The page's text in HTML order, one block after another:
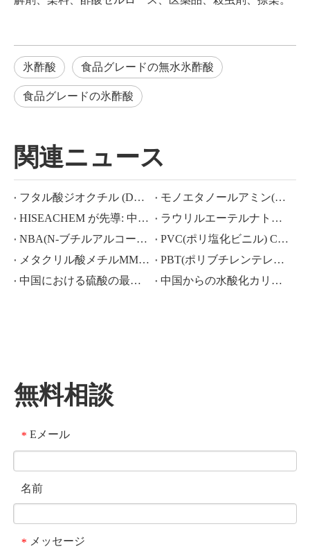
氷酢酸 食品グレードの無水氷酢酸
食品グレードの氷酢酸
関連ニュース
フタル酸ジオクチル (DOP) CAS NO.:117-81-7
モノエタノールアミン(MEA)とは何ですか?
HISEACHEM が先導: 中国から酢酸、シュウ酸、硫酸、硝酸、苛性ソーダ、液体アルカリ、メタ重亜硫酸ナトリウムの輸出で最近成功
ラウリルエーテルナトリウム ラウリルエーテル硫酸ナトリウム(sles70%/aes 70%) CAS NO.: 68585-34-2sles70%/aes 70%) CAS NO.: 68585-34-2
NBA(N-ブチルアルコール)、CAS NO.:71-36-3、業界知識
PVC(ポリ塩化ビニル) CAS NO.:9002-86-2
メタクリル酸メチルMMA CAS 80-62-6の価格が大幅に下落
PBT(ポリブチレンテレフタレート) CAS NO.26062-94-2
中国における硫酸の最近の市場シナリオ: 1 年を振り返る
中国からの水酸化カリウム、水酸化ナトリウム、過酸化水素輸出の活況な市場：過去 1 年間の振り返り
無料相談
* Eメール
名前
* メッセージ